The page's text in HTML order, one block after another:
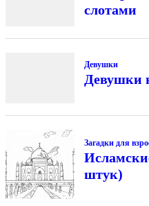
слотами
Девушки
Девушки
Загадки для
штук)